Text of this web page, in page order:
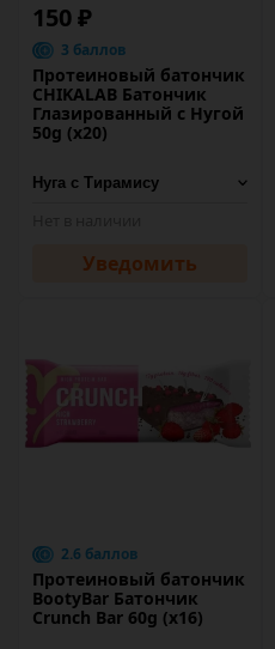
150 ₽
3 баллов
Протеиновый батончик
CHIKALAB Батончик
Глазированный с Нугой
50g (х20)
Уведомить
2.6 баллов
Протеиновый батончик
BootyBar Батончик
Crunch Bar 60g (x16)